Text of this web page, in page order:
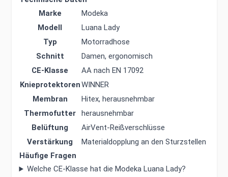
Marke
Modeka
Modell
Luana Lady
Typ
Motorradhose
Schnitt
Damen, ergonomisch
CE-Klasse
AA nach EN 17092
KnieprotektorenWINNER
Membran
Hitex, herausnehmbar
Thermofutter
herausnehmbar
Belüftung
AirVent-Reißverschlüsse
Verstärkung
Materialdopplung an den Sturzstellen
Häufige Fragen
Welche CE-Klasse hat die Modeka Luana Lady?